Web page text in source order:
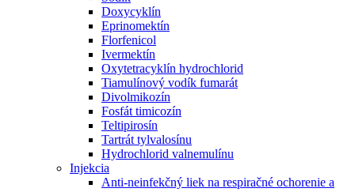
Doxycyklín
Eprinomektín
Florfenicol
Ivermektín
Oxytetracyklín hydrochlorid
Tiamulínový vodík fumarát
Divolmikozín
Fosfát timicozín
Teltipirosín
Tartrát tylvalosínu
Hydrochlorid valnemulínu
Injekcia
Anti-neinfekčný liek na respiračné ochorenie a